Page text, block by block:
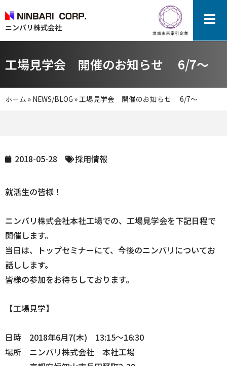
ニンバリ株式会社
工場見学会 開催のお知らせ 6/7～
ホーム » NEWS/BLOG »工場見学会 開催のお知らせ 6/7～
2018-05-28 採用情報
就活生の皆様！
ニンバリ株式会社本社工場での、工場見学会を下記日程で
開催します。
当日は、トップセミナーにて、今後のニンバリについてお
話しします。
皆様の参加をお待ちしております。
【工場見学】
日時 2018年6月7(木) 13:15～16:30
場所 ニンバリ株式会社 本社工場